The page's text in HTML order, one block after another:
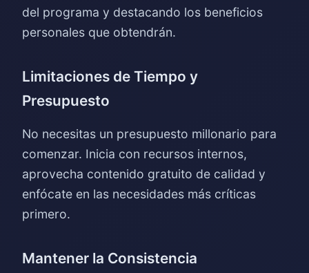
del programa y destacando los beneficios
personales que obtendrán.
Limitaciones de Tiempo y
Presupuesto
No necesitas un presupuesto millonario para
comenzar. Inicia con recursos internos,
aprovecha contenido gratuito de calidad y
enfócate en las necesidades más críticas
primero.
Mantener la Consistencia